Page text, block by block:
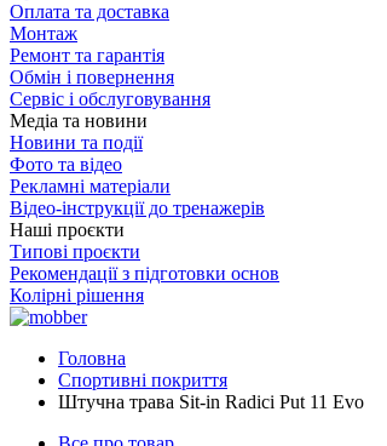
Оплата та доставка
Монтаж
Ремонт та гарантія
Обмін і повернення
Сервіс і обслуговування
Медіа та новини
Новини та події
Фото та відео
Рекламні матеріали
Відео-інструкції до тренажерів
Наші проєкти
Типові проєкти
Рекомендації з підготовки основ
Колірні рішення
Головна
Спортивні покриття
Штучна трава Sit-in Radici Put 11 Evo